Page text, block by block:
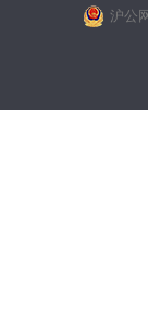
沪公